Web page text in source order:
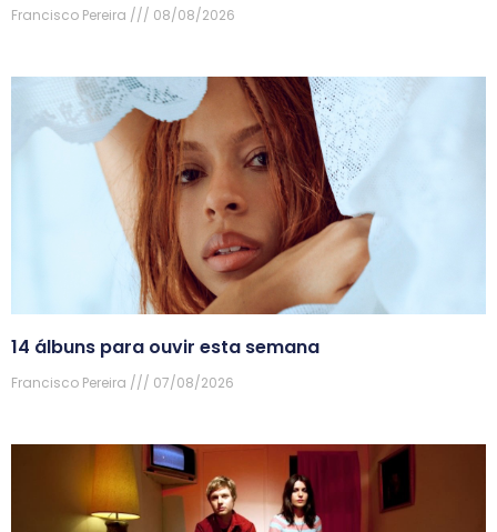
Francisco Pereira 08/08/2026
14 álbuns para ouvir esta semana
Francisco Pereira 07/08/2026